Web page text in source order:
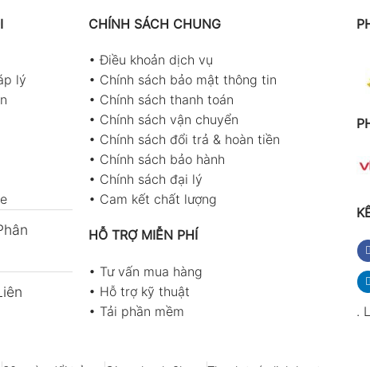
lý
CHÍNH SÁCH CHUNG
•Điều khoản dịch vụ
• Chính sách bảo mật thông tin
• Chính sách thanh toán
• Chính sách vận chuyển
• Chính sách đổi trả & hoàn tiền
• Chính sách bảo hành
• Chính sách đại lý
• Cam kết chất lượng
HỖ TRỢ MIỄN PHÍ
• Tư vấn mua hàng
• Hỗ trợ kỹ thuật
• Tải phần mềm .